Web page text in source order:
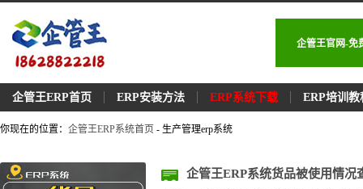
企管王官网-免
企管王ERP首页 ERP安装方法 ERP系统下载 ERP培训教
你现在的位置： 企管王ERP系统首页 - 生产管理erp系统
企管王ERP系统货品被使用情况